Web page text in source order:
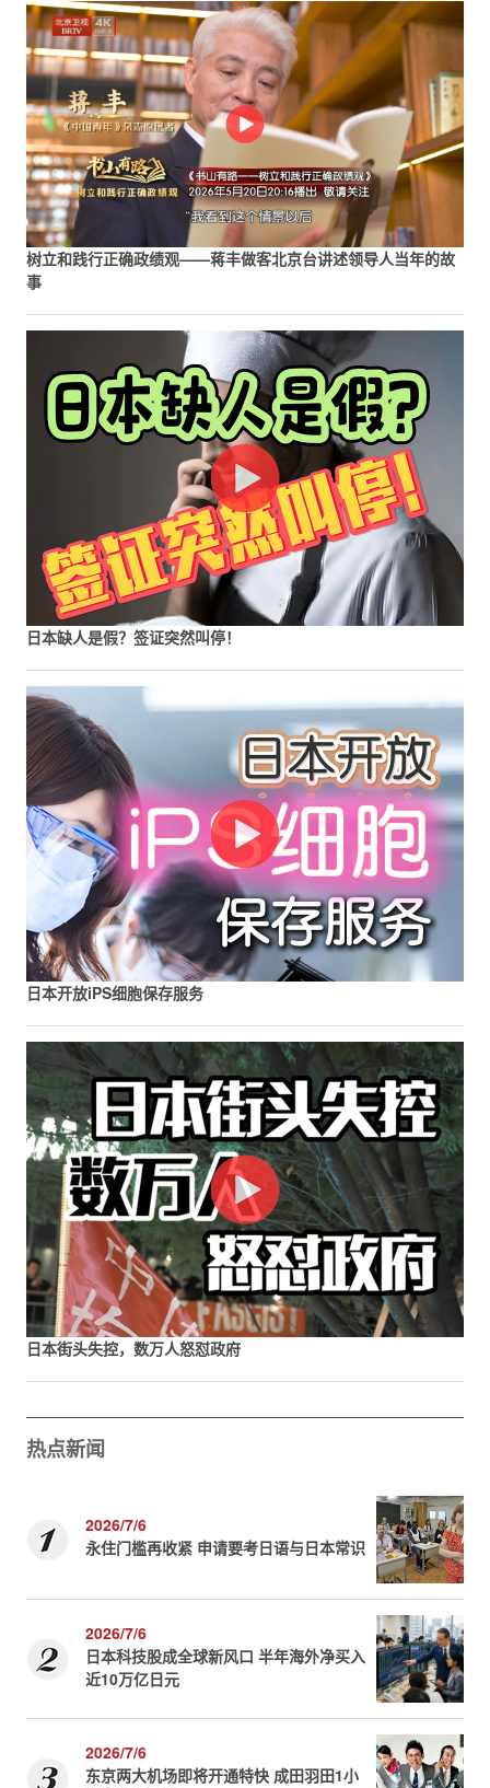
树立和践行正确政绩观——蒋丰做客北京台讲述领导人当年的故
事
日本缺人是假？签证突然叫停！
日本开放iPS细胞保存服务
日本街头失控，数万人怒怼政府
热点新闻
2026/7/6
永住门槛再收紧 申请要考日语与日本常识
2026/7/6
日本科技股成全球新风口 半年海外净买入
近10万亿日元
2026/7/6
东京两大机场即将开通特快 成田羽田1小